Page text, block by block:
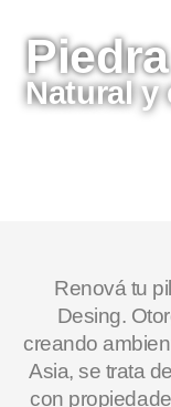
Natural y
Renová tu
Desing.
creando
Asia, se trata
con